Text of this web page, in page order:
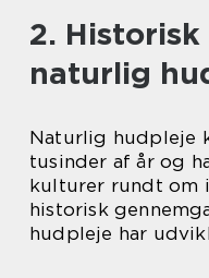
2.
naturlig
Naturlig hudpleje
tusinder af år og
kulturer rundt om
historisk
hudpleje har